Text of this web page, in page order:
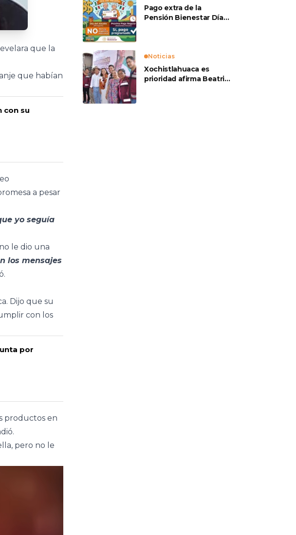
que la
que habían
con su
a pesar
yo seguía
le dio una
los mensajes
Dijo que su
con los
por
productos en
pero no le
Pago extra de la
Pensión Bienestar Día
Noticias
Xochistlahuaca es
prioridad afirma Beatriz